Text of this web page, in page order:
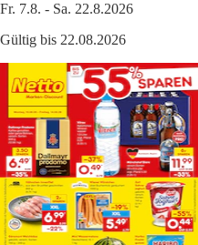
Fr. 7.8. - Sa. 22.8.2026
Gültig bis 22.08.2026